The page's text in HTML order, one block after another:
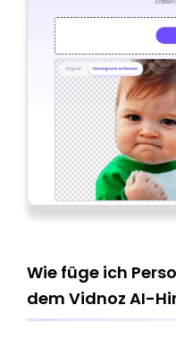
Wie füge ich
dem Vidnoz AI-